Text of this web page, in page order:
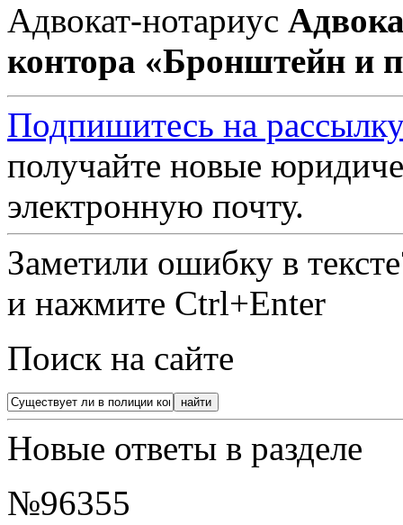
Адвокат-нотариус
контора «Бронштейн и
Подпишитесь на
получайте новые
электронную почту.
Заметили ошибку в
и нажмите Ctrl+Enter
Поиск на сайте
Новые ответы в разделе
№96355